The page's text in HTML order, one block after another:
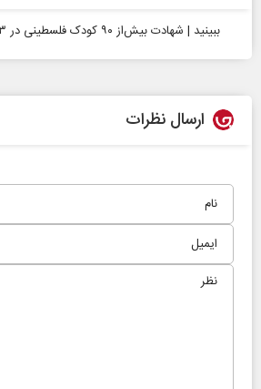
ببینید | شهادت بیش‌از ۹۰ کودک فلسطینی در ۳ روز گذشته
ارسال نظرات